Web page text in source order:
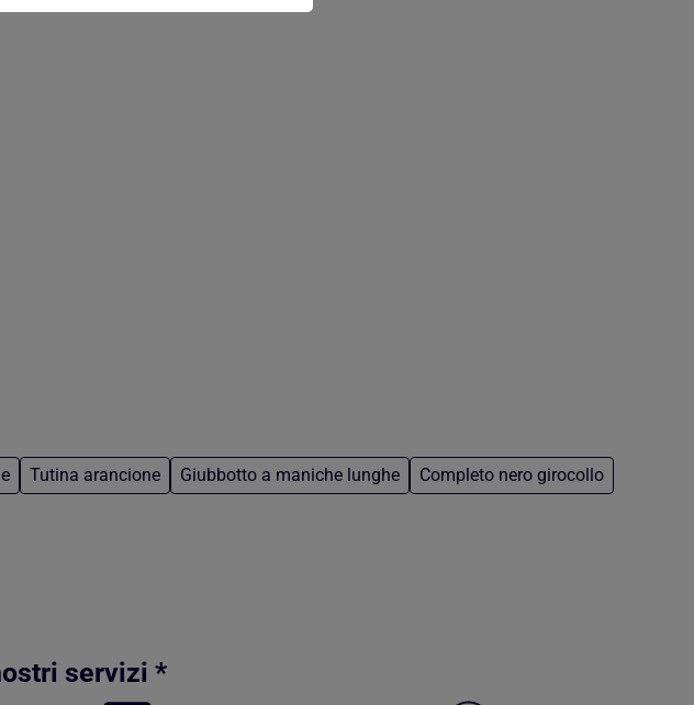
Tutina arancione Giubbotto a maniche lunghe
Completo nero girocollo
servizi *